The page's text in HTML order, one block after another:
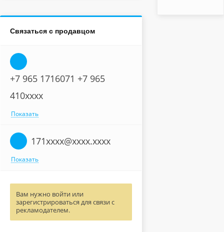
Связаться с продавцом
+7 965 1716071 +7 965
410xxxx
Показать
171xxxx@xxxx.xxxx
Показать
Вам нужно войти или
зарегистрироваться для связи с
рекламодателем.